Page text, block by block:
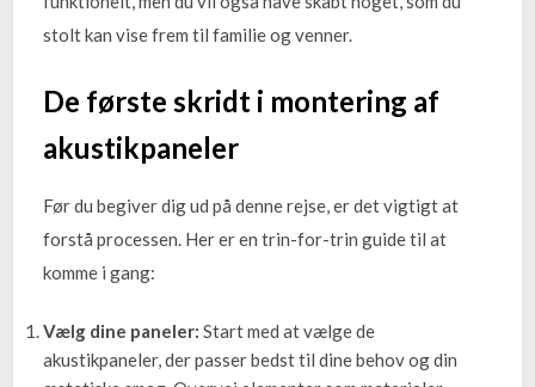
stolt kan vise frem til familie og venner.
De første skridt i montering af
akustikpaneler
Før du begiver dig ud på denne rejse, er det vigtigt at
forstå processen. Her er en trin-for-trin guide til at
komme i gang:
Vælg dine paneler: Start med at vælge de
akustikpaneler, der passer bedst til dine behov og din